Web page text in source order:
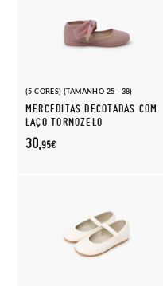
(5 CORES) (TAMANHO 25 - 38)
MERCEDITAS DECOTADAS COM
LAÇO TORNOZELO
30,95€